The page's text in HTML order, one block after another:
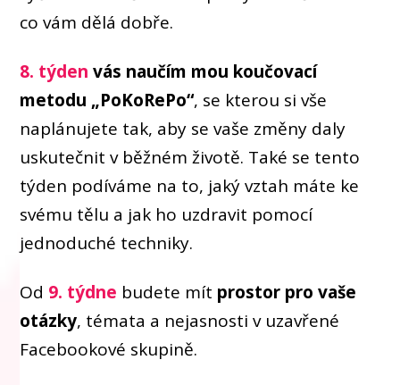
co vám dělá dobře.
8. týden vás naučím mou koučovací
metodu „PoKoRePo“, se kterou si vše
naplánujete tak, aby se vaše změny daly
uskutečnit v běžném životě. Také se tento
týden podíváme na to, jaký vztah máte ke
svému tělu a jak ho uzdravit pomocí
jednoduché techniky.
Od 9. týdne budete mít prostor pro vaše
otázky, témata a nejasnosti v uzavřené
Facebookové skupině.